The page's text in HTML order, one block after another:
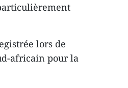
lors de
africain pour la